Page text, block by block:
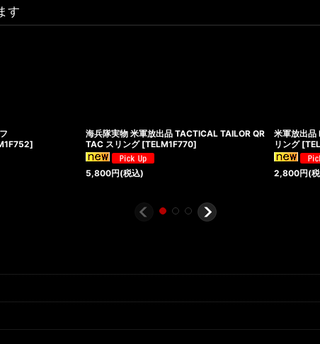
す
]
海兵隊実物 米軍放出品 TACTICAL TAILOR QR
TAC スリング [TELM1F770]
5,800円(税込)
米軍放出品
リング [
2,800円(